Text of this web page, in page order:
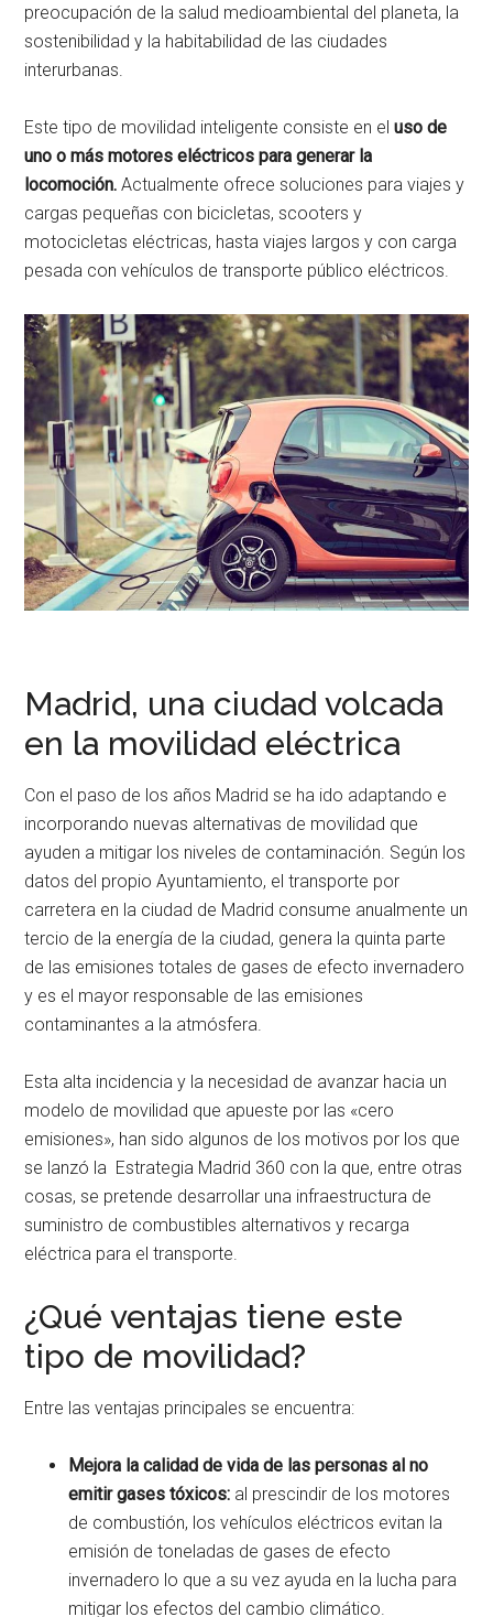
preocupación de la salud medioambiental del planeta, la
sostenibilidad y la habitabilidad de las ciudades
interurbanas.
Este tipo de movilidad inteligente consiste en eluso de
uno o más motores eléctricos para generar la
locomoción.Actualmente ofrece soluciones para viajes y
cargas pequeñas con bicicletas, scooters y
motocicletas eléctricas, hasta viajes largos y con carga
pesada con vehículos de transporte público eléctricos.
Madrid, una ciudad volcada
en la movilidad eléctrica
Con el paso de los años Madrid se ha ido adaptando e
incorporando nuevas alternativas de movilidad que
ayuden a mitigar los niveles de contaminación. Según los
datos del propio Ayuntamiento, el transporte por
carretera en la ciudad de Madrid consume anualmente un
tercio de la energía de la ciudad, genera la quinta parte
de las emisiones totales de gases de efecto invernadero
y es el mayor responsable de las emisiones
contaminantes a la atmósfera.
Esta alta incidencia y la necesidad de avanzar hacia un
modelo de movilidad que apueste por las «cero
emisiones», han sido algunos de los motivos por los que
se lanzó la Estrategia Madrid 360 con la que, entre otras
cosas, se pretende desarrollar una infraestructura de
suministro de combustibles alternativos y recarga
eléctrica para el transporte.
¿Qué ventajas tiene este
tipo de movilidad?
Entre las ventajas principales se encuentra:
Mejora la calidad de vida de las personas al no
emitir gases tóxicos: al prescindir de los motores
de combustión, los vehículos eléctricos evitan la
emisión de toneladas de gases de efecto
invernadero lo que a su vez ayuda en la lucha para
mitigar los efectos del cambio climático.